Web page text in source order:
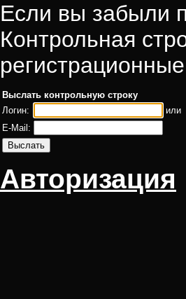
Если вы забыли
Контрольная
Выслать контрольную строку
Логин:
или
E-Mail:
Авторизация